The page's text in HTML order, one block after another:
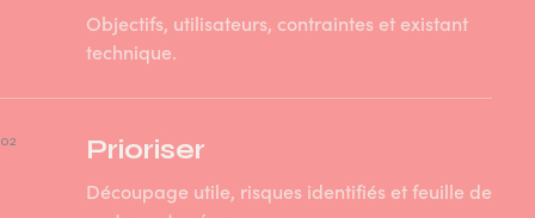
Objectifs, utilisateurs, contraintes et existant
technique.
02 Prioriser
Découpage utile, risques identifiés et feuille de